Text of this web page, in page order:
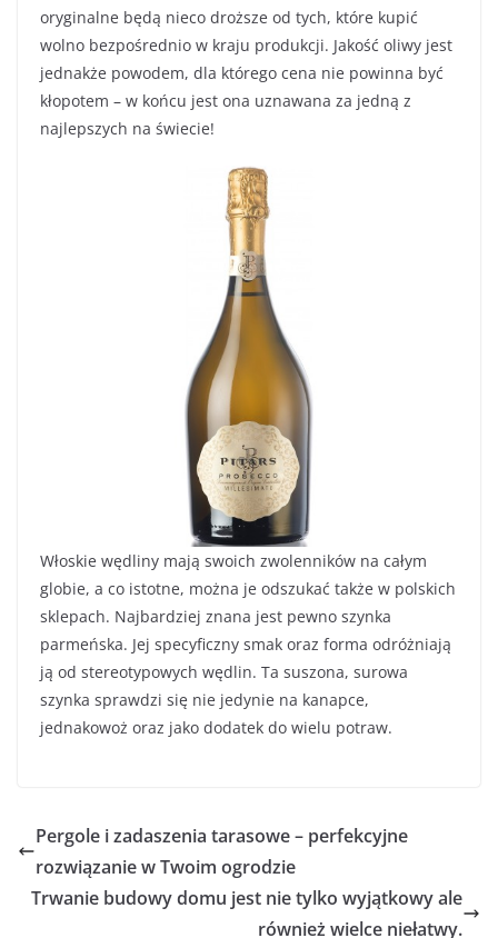
oryginalne będą nieco droższe od tych, które kupić
wolno bezpośrednio w kraju produkcji. Jakość oliwy jest
jednakże powodem, dla którego cena nie powinna być
kłopotem – w końcu jest ona uznawana za jedną z
najlepszych na świecie!
Włoskie wędliny mają swoich zwolenników na całym
globie, a co istotne, można je odszukać także w polskich
sklepach. Najbardziej znana jest pewno szynka
parmeńska. Jej specyficzny smak oraz forma odróżniają
ją od stereotypowych wędlin. Ta suszona, surowa
szynka sprawdzi się nie jedynie na kanapce,
jednakowoż oraz jako dodatek do wielu potraw.
Pergole i zadaszenia tarasowe – perfekcyjne
rozwiązanie w Twoim ogrodzie
Trwanie budowy domu jest nie tylko wyjątkowy ale
również wielce niełatwy.